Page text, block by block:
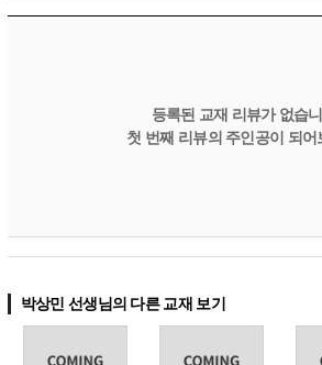
등록된 교재 리뷰가 없습
첫 번째 리뷰의 주인공이 되어
박상민 선생님의 다른 교재 보기